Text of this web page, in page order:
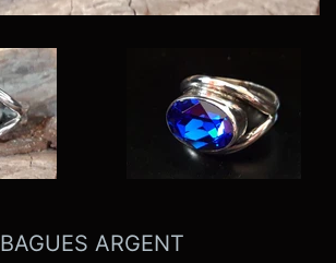
BAGUES ARGENT